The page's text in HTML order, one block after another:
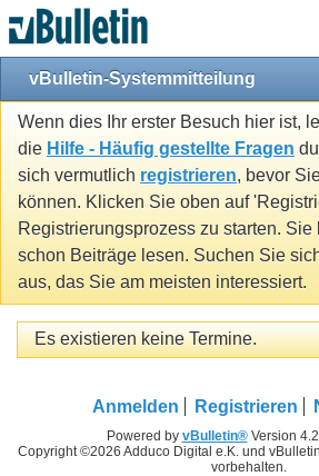
vBulletin-Systemmitteilung
Wenn dies Ihr erster Besuch hier ist,
die Hilfe - Häufig gestellte Fragen
sich vermutlich registrieren, bevor
können. Klicken Sie oben auf
Registrierungsprozess zu starten. Sie
schon Beiträge lesen. Suchen Sie
aus, das Sie am meisten interessiert.
Es existieren keine Termine.
Anmelden Registrieren
Powered by vBulletin®Version
Copyright ©2026 Adduco Digital e.K. und
vorbehalten.